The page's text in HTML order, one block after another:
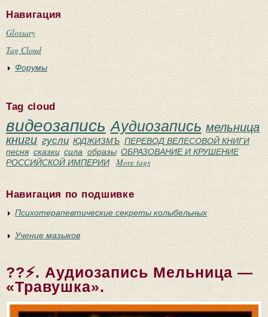
Навигация
Glossary
Tag Cloud
Форумы
Tag cloud
видеозапись Аудиозапись мельница
книги гусли ЮДЖИЗМЪ ПЕРЕВОД ВЕЛЕСОВОЙ КНИГИ
песня сказки сила образы ОБРАЗОВАНИЕ И КРУШЕНИЕ
РОССИЙСКОЙ ИМПЕРИИ More tags
Навигация по подшивке
Психотерапевтические секреты колыбельных
Учение мазыков
??⚡. Аудиозапись Мельница —
«Травушка».